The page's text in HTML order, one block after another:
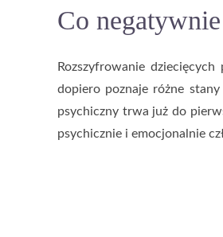
Co
Rozszyfrowanie
dopiero poznaje różne
psychiczny trwa już do
psychicznie i emocjonalnie